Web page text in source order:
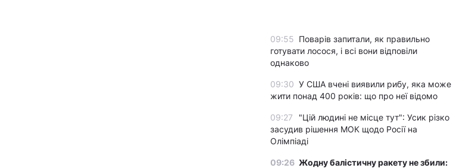
09:55 Поварів запитали, як правильно
готувати лосося, і всі вони відповіли
однаково
09:30 У США вчені виявили рибу, яка може
жити понад 400 років: що про неї відомо
09:27
"Цій людині не місце тут": Усик різко
засудив рішення МОК щодо Росії на
Олімпіаді
09:26 Жодну балістичну ракету не збили: